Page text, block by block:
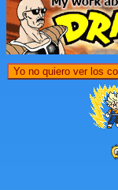
Yo no quiero ver los